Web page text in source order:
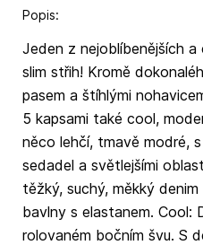
Popis:
Jeden z nejoblíbenějších
slim střih! Kromě
pasem a štíhlými
5 kapsami také cool,
něco lehčí, tmavě modré,
sedadel a světlejšími
těžký, suchý, měkký
bavlny s elastanem. Cool:
rolovaném bočním švu. S